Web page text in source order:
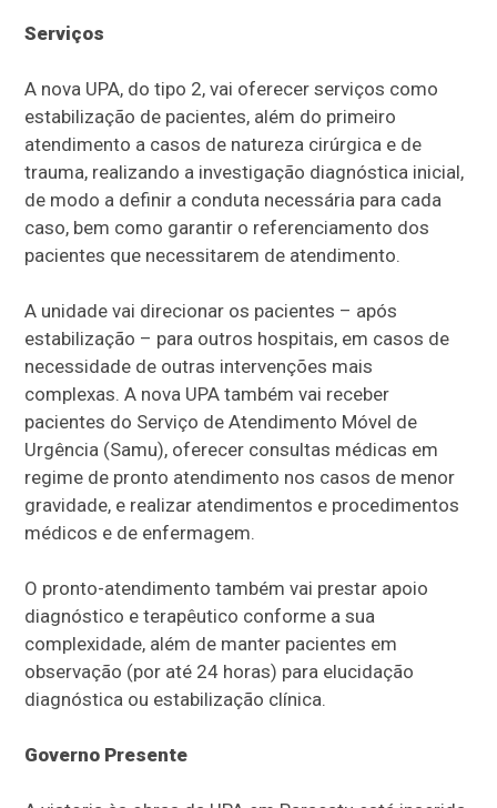
Serviços
A nova UPA, do tipo 2, vai oferecer serviços como
estabilização de pacientes, além do primeiro
atendimento a casos de natureza cirúrgica e de
trauma, realizando a investigação diagnóstica inicial,
de modo a definir a conduta necessária para cada
caso, bem como garantir o referenciamento dos
pacientes que necessitarem de atendimento.
A unidade vai direcionar os pacientes – após
estabilização – para outros hospitais, em casos de
necessidade de outras intervenções mais
complexas. A nova UPA também vai receber
pacientes do Serviço de Atendimento Móvel de
Urgência (Samu), oferecer consultas médicas em
regime de pronto atendimento nos casos de menor
gravidade, e realizar atendimentos e procedimentos
médicos e de enfermagem.
O pronto-atendimento também vai prestar apoio
diagnóstico e terapêutico conforme a sua
complexidade, além de manter pacientes em
observação (por até 24 horas) para elucidação
diagnóstica ou estabilização clínica.
Governo Presente